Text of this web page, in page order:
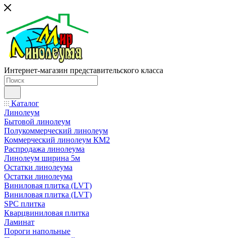
Интернет-магазин представительского класса
Каталог
Линолеум
Бытовой линолеум
Полукоммерческий линолеум
Коммерческий линолеум КМ2
Распродажа линолеума
Линолеум ширина 5м
Остатки линолеума
Остатки линолеума
Виниловая плитка (LVT)
Виниловая плитка (LVT)
SPC плитка
Кварцвиниловая плитка
Ламинат
Пороги напольные